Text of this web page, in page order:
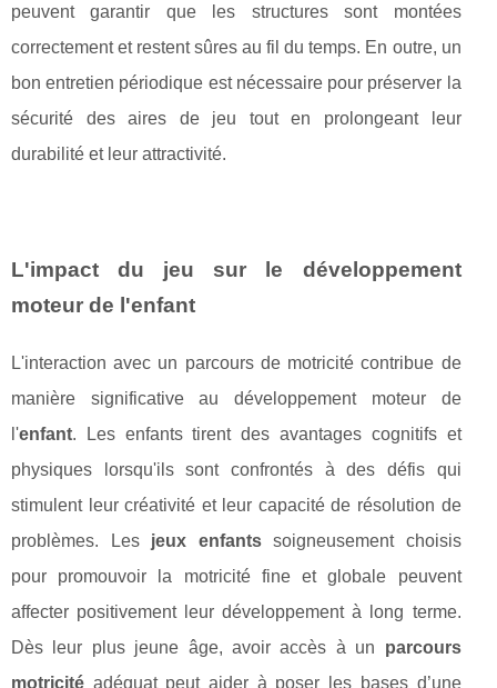
peuvent garantir que les structures sont montées
correctement et restent sûres au fil du temps. En outre, un
bon entretien périodique est nécessaire pour préserver la
sécurité des aires de jeu tout en prolongeant leur
durabilité et leur attractivité.
L'impact du jeu sur le développement
moteur de l'enfant
L'interaction avec un parcours de motricité contribue de
manière significative au développement moteur de
l'enfant. Les enfants tirent des avantages cognitifs et
physiques lorsqu'ils sont confrontés à des défis qui
stimulent leur créativité et leur capacité de résolution de
problèmes. Les jeux enfantssoigneusement choisis
pour promouvoir la motricité fine et globale peuvent
affecter positivement leur développement à long terme.
Dès leur plus jeune âge, avoir accès à un parcours
motricité adéquat peut aider à poser les bases d’une